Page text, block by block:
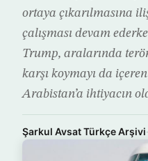
ortaya çıkarılmasına
çalışması devam
Trump, aralarında
karşı koymayı da
Arabistan’a ihtiyacın
Şarkul Avsat Türkçe Arşivi·